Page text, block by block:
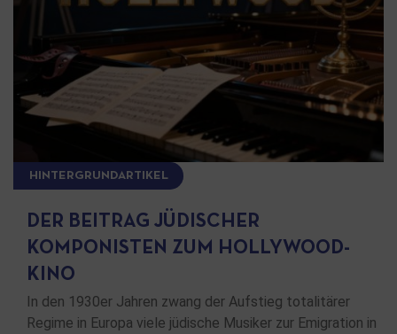
HINTERGRUNDARTIKEL
DER BEITRAG JÜDISCHER
KOMPONISTEN ZUM HOLLYWOOD-
KINO
In den 1930er Jahren zwang der Aufstieg totalitärer
Regime in Europa viele jüdische Musiker zur Emigration in